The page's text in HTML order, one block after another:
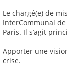
Le chargé(e) de
InterCommunal
Paris. Il s’agit
Apporter une
crise.